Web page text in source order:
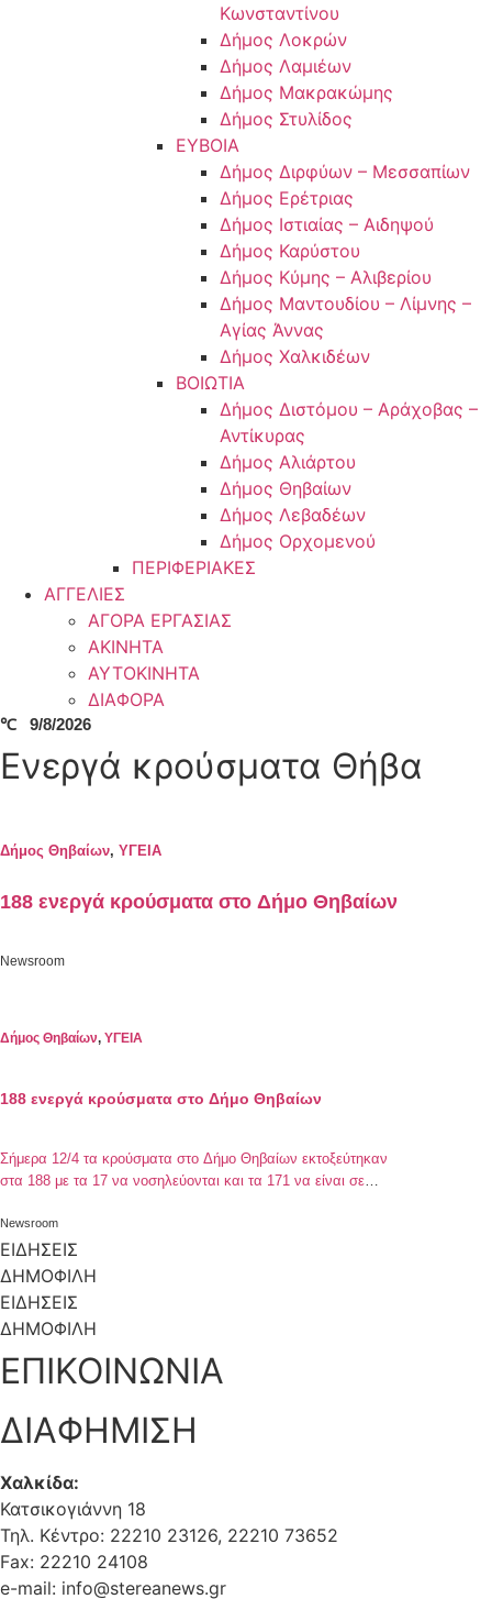
Κωνσταντίνου
Δήμος Λοκρών
Δήμος Λαμιέων
Δήμος Μακρακώμης
Δήμος Στυλίδος
ΕΥΒΟΙΑ
Δήμος Διρφύων – Μεσσαπίων
Δήμος Ερέτριας
Δήμος Ιστιαίας – Αιδηψού
Δήμος Καρύστου
Δήμος Κύμης – Αλιβερίου
Δήμος Μαντουδίου – Λίμνης –
Αγίας Άννας
Δήμος Χαλκιδέων
ΒΟΙΩΤΙΑ
Δήμος Διστόμου – Αράχοβας –
Αντίκυρας
Δήμος Αλιάρτου
Δήμος Θηβαίων
Δήμος Λεβαδέων
Δήμος Ορχομενού
ΠΕΡΙΦΕΡΙΑΚΕΣ
ΑΓΓΕΛΙΕΣ
ΑΓΟΡΑ ΕΡΓΑΣΙΑΣ
ΑΚΙΝΗΤΑ
ΑΥΤΟΚΙΝΗΤΑ
ΔΙΑΦΟΡΑ
℃ 9/8/2026
Ενεργά κρούσματα Θήβα
Δήμος Θηβαίων, ΥΓΕΙΑ
188 ενεργά κρούσματα στο Δήμο Θηβαίων
Newsroom
Δήμος Θηβαίων, ΥΓΕΙΑ
188 ενεργά κρούσματα στο Δήμο Θηβαίων
Σήμερα 12/4 τα κρούσματα στο Δήμο Θηβαίων εκτοξεύτηκαν
στα 188 με τα 17 να νοσηλεύονται και τα 171 να είναι σε
στην Θήβα και στα χωρία η κατάσταση δείχνει να είναι
ελεγχόμενη . Έκκληση για συμμετοχή των πολιτών στα
δωρεάν rapid test κάνει ο Δήμος.
Newsroom
ΕΙΔΗΣΕΙΣ
ΔΗΜΟΦΙΛΗ
ΕΙΔΗΣΕΙΣ
ΔΗΜΟΦΙΛΗ
ΕΠΙΚΟΙΝΩΝΙΑ
ΔΙΑΦΗΜΙΣΗ
Χαλκίδα:
Κατσικογιάννη 18
Τηλ. Κέντρο: 22210 23126, 22210 73652
Fax: 22210 24108
e-mail: info@stereanews.gr